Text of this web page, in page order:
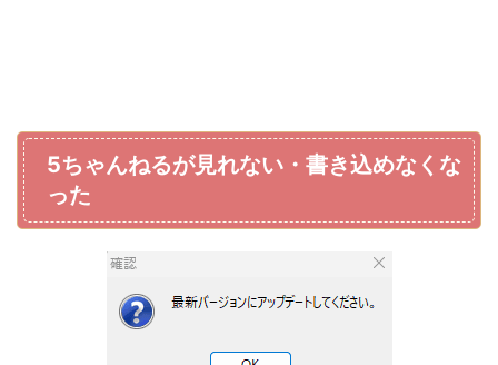
5ちゃんねるが見れない・書き込めなくな
った